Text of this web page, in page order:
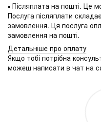
▪ Післяплата на пошті. Це
Послуга післяплати
замовлення. Ця послуга
замовлення на пошті.
Детальніше про оплату
Якщо тобі потрібна
можеш написати в чат на